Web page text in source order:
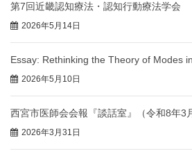
第7回近畿認知療法・認知行動療法学会
2026年5月14日
Essay: Rethinking the Theory of Modes
2026年5月10日
西宮市医師会会報『談話室』（令和8年3
2026年3月31日